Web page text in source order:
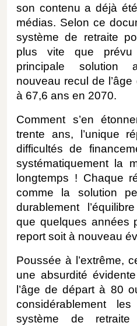
son contenu a déjà
médias. Selon ce
système de retraite
plus vite que
principale solution
nouveau recul de
à 67,6 ans en 2070.
Comment s’en
trente ans, l’unique
difficultés de
systématiquement la
longtemps ! Chaque
comme la solution
durablement
que quelques années
report soit à nouveau
Poussée à l’extrême,
une absurdité
l’âge de départ à 80
considérablement
système de